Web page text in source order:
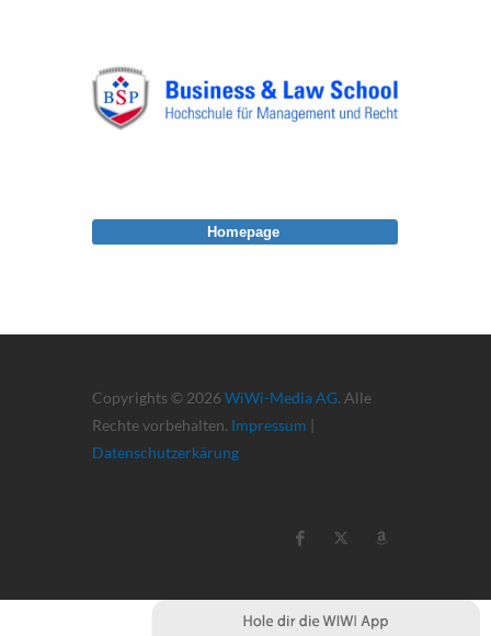
Copyrights © 2026 WiWi-Media AG. Alle
Rechte vorbehalten. Impressum |
Datenschutzerkärung
Homepage